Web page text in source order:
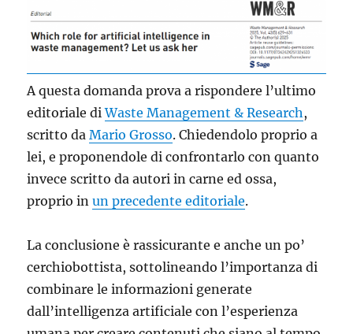
A questa domanda prova a rispondere l’ultimo
editoriale diWaste Management & Research,
scritto daMario Grosso. Chiedendolo proprio a
lei, e proponendole di confrontarlo con quanto
invece scritto da autori in carne ed ossa,
proprio inun precedente editoriale.
La conclusione è rassicurante e anche un po’
cerchiobottista, sottolineando l’importanza di
combinare le informazioni generate
dall’intelligenza artificiale con l’esperienza